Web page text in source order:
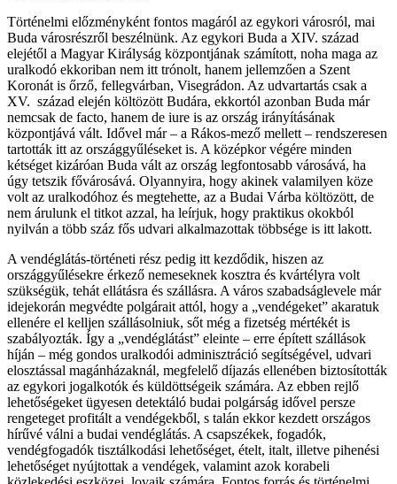
Történelmi előzményként fontos magáról az egykori városról, mai
Buda városrészről beszélnünk. Az egykori Buda a XIV. század
elejétől a Magyar Királyság központjának számított, noha maga az
uralkodó ekkoriban nem itt trónolt, hanem jellemzően a Szent
Koronát is őrző, fellegvárban, Visegrádon. Az udvartartás csak a
XV. század elején költözött Budára, ekkortól azonban Buda már
nemcsak de facto, hanem de iure is az ország irányításának
központjává vált. Idővel már – a Rákos-mező mellett – rendszeresen
tartották itt az országgyűléseket is. A középkor végére minden
kétséget kizáróan Buda vált az ország legfontosabb városává, ha
úgy tetszik fővárosává. Olyannyira, hogy akinek valamilyen köze
volt az uralkodóhoz és megtehette, az a Budai Várba költözött, de
nem árulunk el titkot azzal, ha leírjuk, hogy praktikus okokból
nyilván a több száz fős udvari alkalmazottak többsége is itt lakott.
A vendéglátás-történeti rész pedig itt kezdődik, hiszen az
országgyűlésekre érkező nemeseknek kosztra és kvártélyra volt
szükségük, tehát ellátásra és szállásra. A város szabadságlevele már
idejekorán megvédte polgárait attól, hogy a „vendégeket” akaratuk
ellenére el kelljen szállásolniuk, sőt még a fizetség mértékét is
szabályozták. Így a „vendéglátást” eleinte – erre épített szállások
híján – még gondos uralkodói adminisztráció segítségével, udvari
elosztással magánházaknál, megfelelő díjazás ellenében biztosították
az egykori jogalkotók és küldöttségeik számára. Az ebben rejlő
lehetőségeket ügyesen detektáló budai polgárság idővel persze
rengeteget profitált a vendégekből, s talán ekkor kezdett országos
hírűvé válni a budai vendéglátás. A csapszékek, fogadók,
vendégfogadók tisztálkodási lehetőséget, ételt, italt, illetve pihenési
lehetőséget nyújtottak a vendégek, valamint azok korabeli